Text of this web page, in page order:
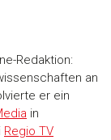
Redaktion:
an
er ein
in
Regio TV